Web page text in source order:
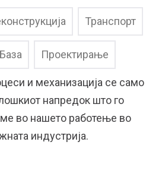
Транспорт
Проектирање
и механизација се само
напредок што го
во нашето работење во
индустрија.